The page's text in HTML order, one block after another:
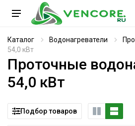
Каталог Водонагреватели
54,0 кВт
Проточные
54,0 кВт
Подбор товаров